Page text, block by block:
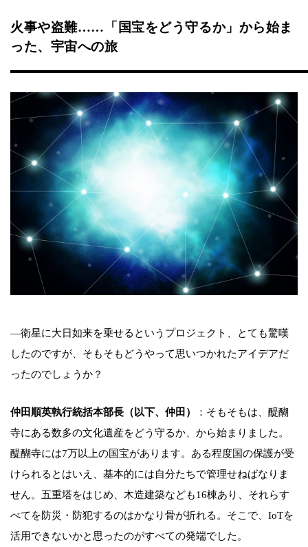
火事や盗難……「国宝をどう守るか」から始ま
った、宇宙への旅
—衛星に大日如来を乗せるというプロジェクト、とても驚嘆
したのですが、そもそもどうやって思いつかれたアイデアだ
ったのでしょうか？
仲田順英執行統括本部長（以下、仲田）
：そもそもは、醍醐
寺にある数多の文化遺産をどう守るか、から始まりました。
醍醐寺には7万以上の国宝があります。ある程度国の保護が受
けられるとはいえ、基本的には自分たちで管理せねばなりま
せん。五重塔をはじめ、木造建築なども16棟あり、それらす
べてを防災・防犯するのはかなり骨が折れる。そこで、IoTを
活用できないかと思ったのがすべての発端でした。